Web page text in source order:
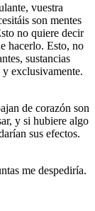
vuestra
son mentes
no quiere decir
hacerlo. Esto, no
sustancias
exclusivamente.
de corazón son
y si hubiere algo
sus efectos.
me despediría.